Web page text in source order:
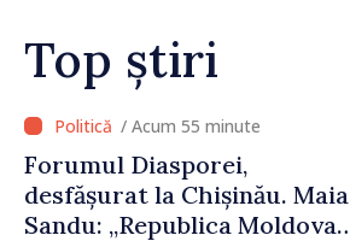
Top știri
/ Acum 55 minute
Forumul Diasporei,
desfășurat la Chișinău. Maia
Sandu: „Republica Moldova